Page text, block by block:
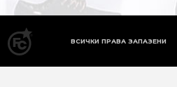
ВСИЧКИ ПРАВА ЗАПАЗЕНИ